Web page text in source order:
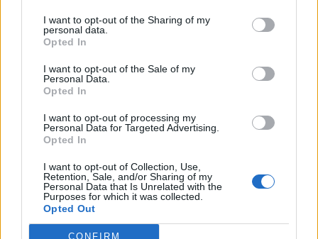
I want to opt-out of the Sharing of my
personal data.
Opted In
I want to opt-out of the Sale of my
Personal Data.
Opted In
I want to opt-out of processing my
Personal Data for Targeted Advertising.
Opted In
I want to opt-out of Collection, Use,
Retention, Sale, and/or Sharing of my
Personal Data that Is Unrelated with the
Purposes for which it was collected.
Opted Out
CONFIRM
Amposta recupera les Cases del Castell
gastronomia